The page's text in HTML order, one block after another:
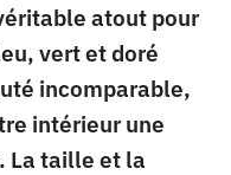
atout pour
vert et doré
incomparable,
intérieur une
La taille et la